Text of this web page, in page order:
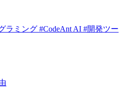
ラミング #CodeAnt AI #開発ツー